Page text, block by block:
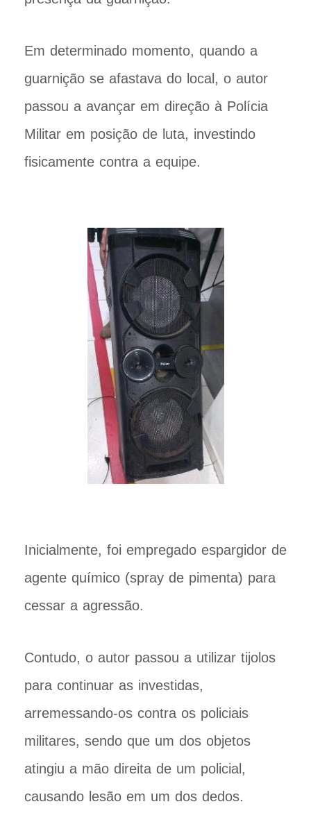
Em determinado momento, quando a
guarnição se afastava do local, o autor
passou a avançar em direção à Polícia
Militar em posição de luta, investindo
fisicamente contra a equipe.
Inicialmente, foi empregado espargidor de
agente químico (spray de pimenta) para
cessar a agressão.
Contudo, o autor passou a utilizar tijolos
para continuar as investidas,
arremessando-os contra os policiais
militares, sendo que um dos objetos
atingiu a mão direita de um policial,
causando lesão em um dos dedos.